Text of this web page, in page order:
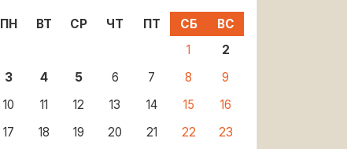
ПН ВТ СР ЧТ ПТ СБ
ВС
1
2
3
4 5 6 7 8
9
10
11 12 13 14 15
16
17
18 19 20 21 22
23